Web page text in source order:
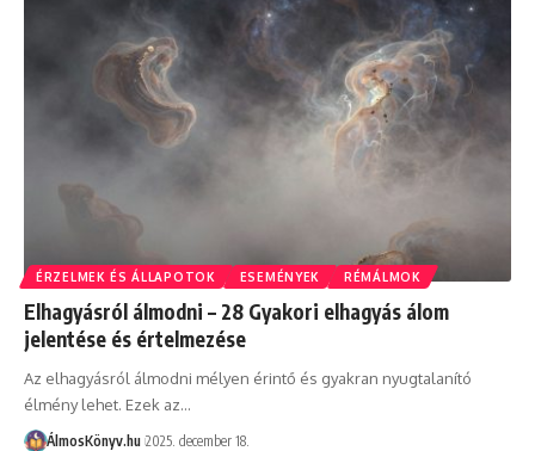
ÉRZELMEK ÉS ÁLLAPOTOK ESEMÉNYEK RÉMÁLMOK
Elhagyásról álmodni – 28 Gyakori elhagyás álom
jelentése és értelmezése
Az elhagyásról álmodni mélyen érintő és gyakran nyugtalanító
élmény lehet. Ezek az…
ÁlmosKönyv.hu 2025. december 18.